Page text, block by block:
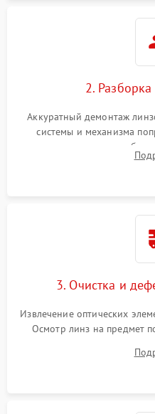
2.
Аккуратный демонтаж
системы и механизма
внутренних
уплотнительных колец.
3. Очистка и
Извлечение оптических
Осмотр линз на предмет
покрытия или появления
спецрастворами.